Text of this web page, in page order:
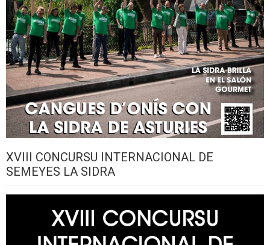
XVIII CONCURSU INTERNACIONAL DE
SEMEYES LA SIDRA